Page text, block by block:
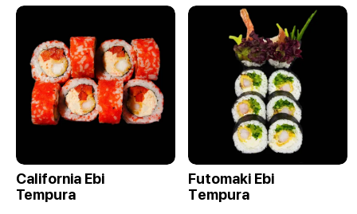
California Ebi
Tempura
Futomaki Ebi
Tеmpura